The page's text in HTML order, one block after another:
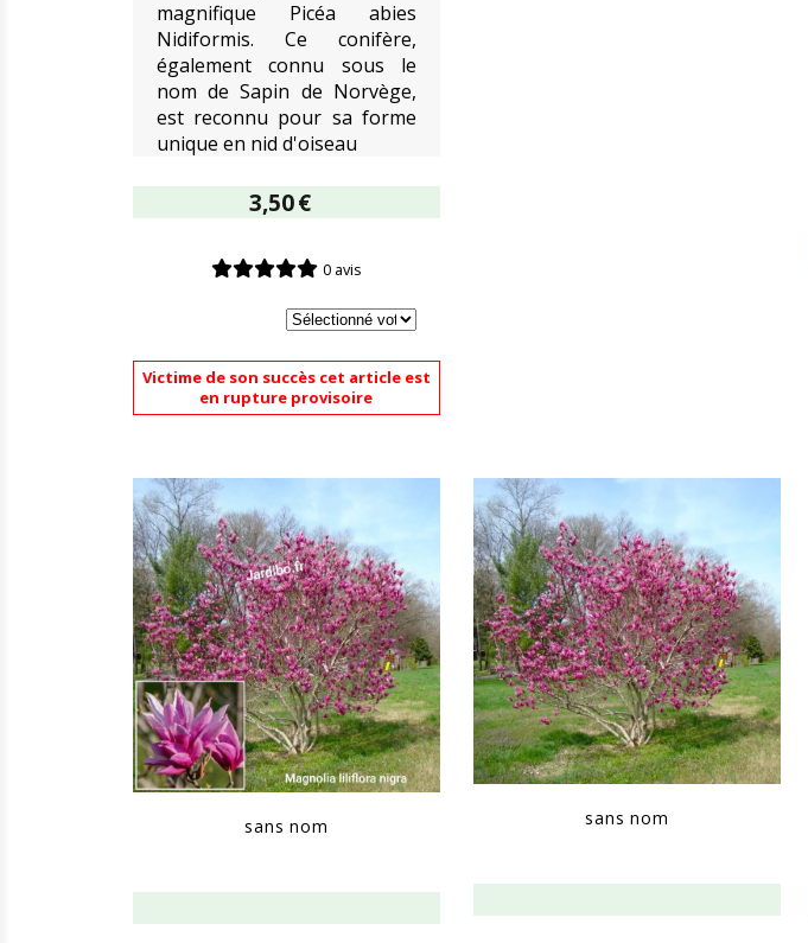
magnifique Picéa abies
Nidiformis. Ce conifère,
également connu sous le
nom de Sapin de Norvège,
est reconnu pour sa forme
unique en nid d'oiseau
3,50€
0 avis
Victime de son succès cet article est
en rupture provisoire
sans nom sans nom